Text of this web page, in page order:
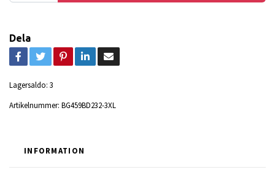
Dela
Lagersaldo: 3
Artikelnummer: BG459BD232-3XL
INFORMATION